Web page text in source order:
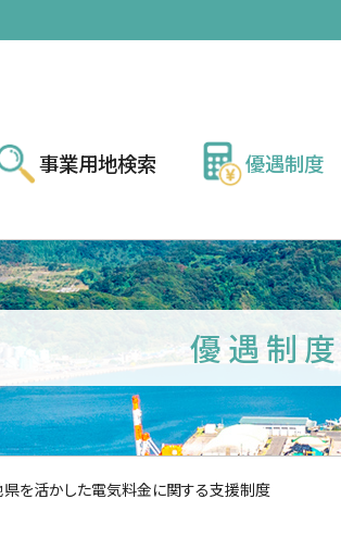
事業用地検索 優遇制度
優遇制度
を活かした電気料金に関する支援制度